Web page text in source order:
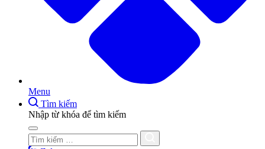
Menu
Tìm kiếm
Nhập từ khóa để tìm kiếm